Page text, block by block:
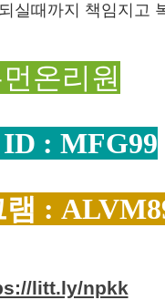
실때까지 책임지고
온리원
: MFG99
램 :
litt.ly/npkk